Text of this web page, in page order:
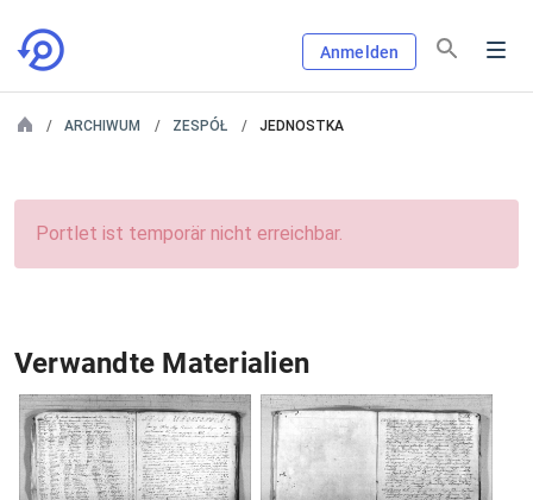
Anmelden
ARCHIWUM ZESPÓŁ JEDNOSTKA
Portlet ist temporär nicht erreichbar.
Verwandte Materialien